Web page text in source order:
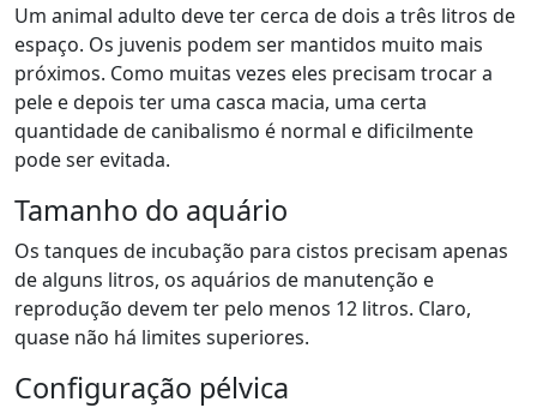
Um animal adulto deve ter cerca de dois a três litros de
espaço. Os juvenis podem ser mantidos muito mais
próximos. Como muitas vezes eles precisam trocar a
pele e depois ter uma casca macia, uma certa
quantidade de canibalismo é normal e dificilmente
pode ser evitada.
Tamanho do aquário
Os tanques de incubação para cistos precisam apenas
de alguns litros, os aquários de manutenção e
reprodução devem ter pelo menos 12 litros. Claro,
quase não há limites superiores.
Configuração pélvica